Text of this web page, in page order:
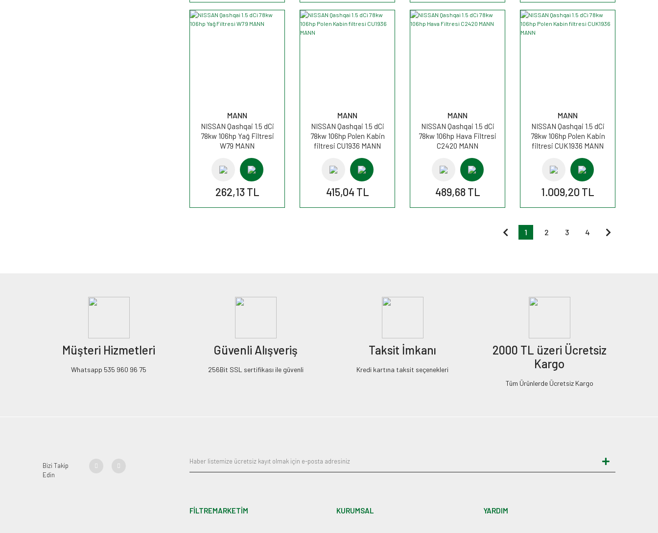
MANN
NISSAN Qashqai 1.5 dCi
78kw 106hp Yağ Filtresi
W79 MANN
262,13 TL
MANN
NISSAN Qashqai 1.5 dCi
78kw 106hp Polen Kabin
filtresi CU1936 MANN
415,04 TL
MANN
NISSAN Qashqai 1.5 dCi
78kw 106hp Hava Filtresi
C2420 MANN
489,68 TL
MANN
NISSAN Qashqai 1.5 dCi
78kw 106hp Polen Kabin
filtresi CUK1936 MANN
1.009,20 TL
1 2 3 4
Müşteri Hizmetleri
Whatsapp 535 960 96 75
Güvenli Alışveriş
256Bit SSL sertifikası ile güvenli
Taksit İmkanı
Kredi kartına taksit seçenekleri
2000 TL üzeri Ücretsiz
Kargo
Tüm Ürünlerde Ücretsiz Kargo
Bizi Takip
Edin
FİLTREMARKETİM KURUMSAL YARDIM